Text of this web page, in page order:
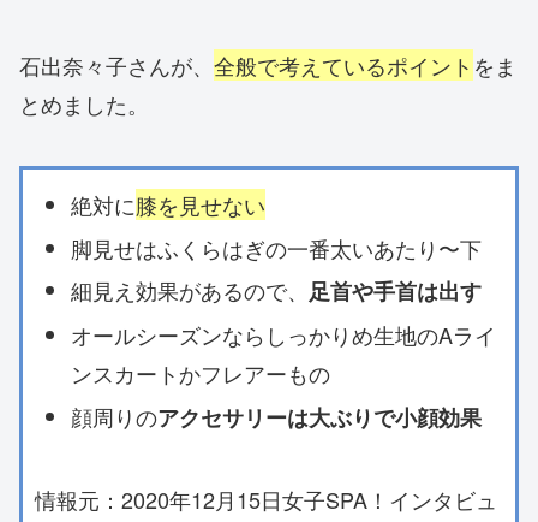
石出奈々子さんが、 全般で考えているポイント をま
とめました。
絶対に膝を見せない
脚見せはふくらはぎの一番太いあたり〜下
細見え効果があるので、 足首や手首は出す
オールシーズンならしっかりめ生地のAライ
ンスカートかフレアーもの
顔周りのアクセサリーは大ぶりで小顔効果
情報元：2020年12月15日女子SPA！インタビュ